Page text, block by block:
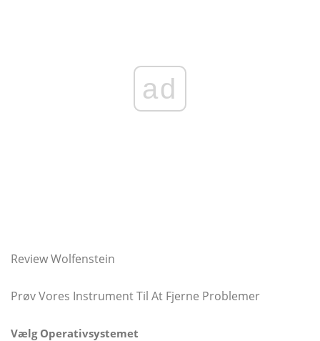
ad
Review Wolfenstein
Prøv Vores Instrument Til At Fjerne Problemer
Vælg Operativsystemet